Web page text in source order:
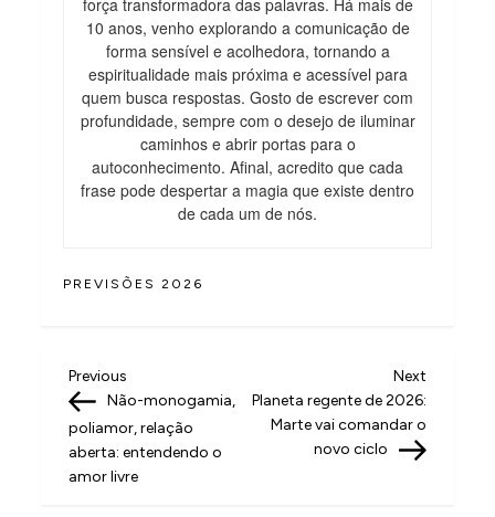
10 anos, venho explorando a comunicação de
forma sensível e acolhedora, tornando a
espiritualidade mais próxima e acessível para
quem busca respostas. Gosto de escrever com
profundidade, sempre com o desejo de iluminar
caminhos e abrir portas para o
autoconhecimento. Afinal, acredito que cada
frase pode despertar a magia que existe dentro
de cada um de nós.
PREVISÕES 2026
N
a
v
e
Previous
Post
Previous
Não-monogamia,
poliamor, relação
aberta: entendendo o
amor livre
Next
Post
Next
Planeta regente de 2026:
Marte vai comandar o
novo ciclo